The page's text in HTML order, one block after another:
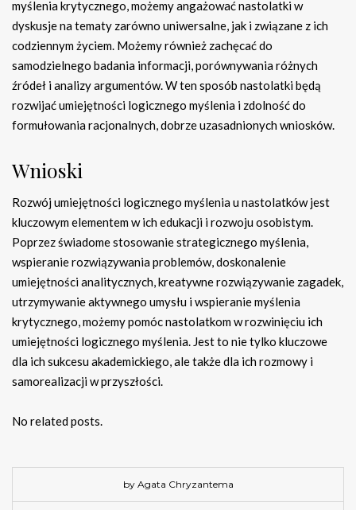
myślenia krytycznego, możemy angażować nastolatki w
dyskusje na tematy zarówno uniwersalne, jak i związane z ich
codziennym życiem. Możemy również zachęcać do
samodzielnego badania informacji, porównywania różnych
źródeł i analizy argumentów. W ten sposób nastolatki będą
rozwijać umiejętności logicznego myślenia i zdolność do
formułowania racjonalnych, dobrze uzasadnionych wniosków.
Wnioski
Rozwój umiejętności logicznego myślenia u nastolatków jest
kluczowym elementem w ich edukacji i rozwoju osobistym.
Poprzez świadome stosowanie strategicznego myślenia,
wspieranie rozwiązywania problemów, doskonalenie
umiejętności analitycznych, kreatywne rozwiązywanie zagadek,
utrzymywanie aktywnego umysłu i wspieranie myślenia
krytycznego, możemy pomóc nastolatkom w rozwinięciu ich
umiejętności logicznego myślenia. Jest to nie tylko kluczowe
dla ich sukcesu akademickiego, ale także dla ich rozmowy i
samorealizacji w przyszłości.
No related posts.
by Agata Chryzantema